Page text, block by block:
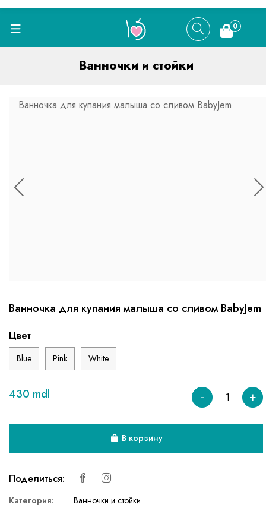
0
Ванночки и стойки
Ванночка для купания малыша со сливом BabyJem
Цвет
Blue Pink White
430 mdl - +
В корзину
Поделиться:
Категория: Ванночки и стойки